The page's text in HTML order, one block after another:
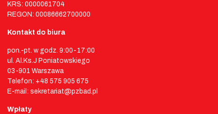
KRS: 0000061704
REGON: 00086662700000
Kontakt do biura
pon.-pt. w godz. 9:00-17:00
ul. Al.Ks.J Poniatowskiego
03-901 Warszawa
Telefon: +48 575 905 675
E-mail: sekretariat@pzbad.pl
Wpłaty